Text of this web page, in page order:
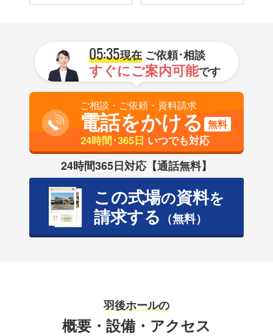
05:35現在ご依頼･相談
すぐにご案内可能です
ご相談・ご依頼・資料請求
電話をかける 無料
24時間･365日 いつでも対応
24時間365日対応【通話無料】
この式場の資料を
請求する （無料）
羽後ホールの
概要・設備・アクセス